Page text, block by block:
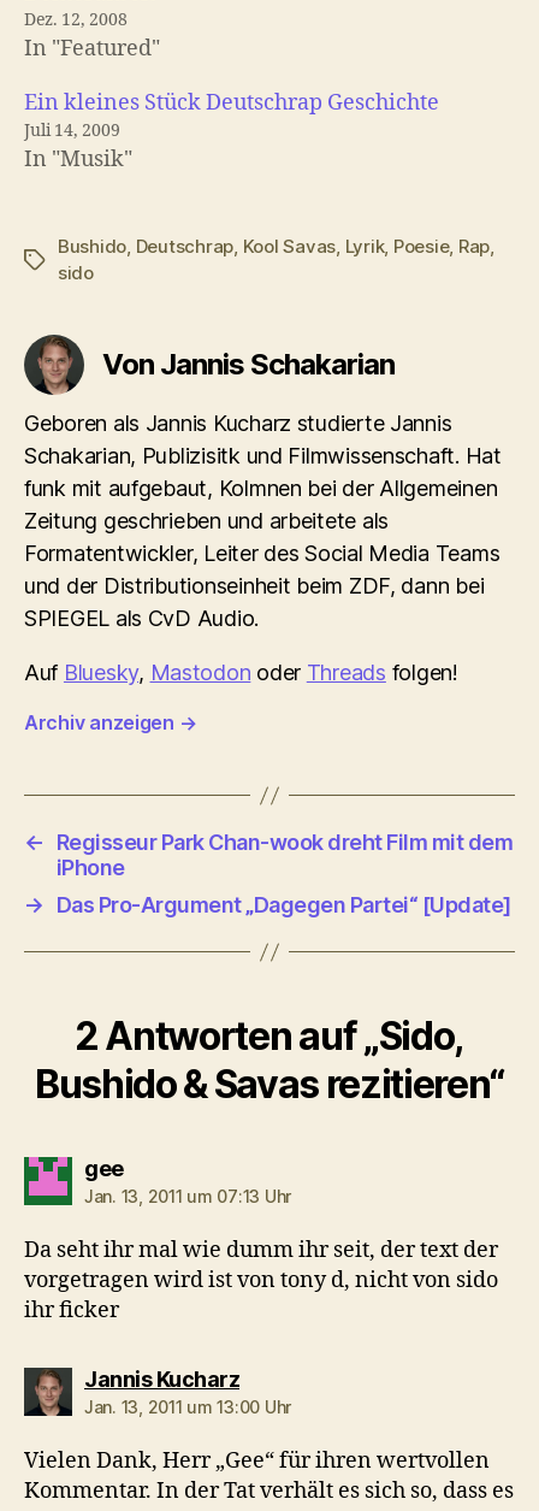
Dez. 12, 2008
In "Featured"
Ein kleines Stück Deutschrap Geschichte
Juli 14, 2009
In "Musik"
Schlagwörter
Bushido, Deutschrap, Kool Savas, Lyrik, Poesie, Rap,
sido
Von Jannis Schakarian
Geboren als Jannis Kucharz studierte Jannis
Schakarian, Publizisitk und Filmwissenschaft. Hat
funk mit aufgebaut, Kolmnen bei der Allgemeinen
Zeitung geschrieben und arbeitete als
Formatentwickler, Leiter des Social Media Teams
und der Distributionseinheit beim ZDF, dann bei
SPIEGEL als CvD Audio.
Auf Bluesky, Mastodon oder Threads folgen!
Archiv anzeigen →
←
Regisseur Park Chan-wook dreht Film mit dem
iPhone
→
Das Pro-Argument „Dagegen Partei“ [Update]
2 Antworten auf „Sido,
Bushido & Savas rezitieren“
geesagt:
Jan. 13, 2011 um 07:13 Uhr
Da seht ihr mal wie dumm ihr seit, der text der
vorgetragen wird ist von tony d, nicht von sido
ihr ficker
Jannis Kucharzsagt:
Jan. 13, 2011 um 13:00 Uhr
Vielen Dank, Herr „Gee“ für ihren wertvollen
Kommentar. In der Tat verhält es sich so, dass es